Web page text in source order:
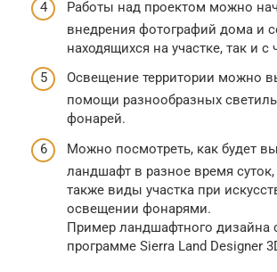
Работы над проектом можно
внедрения фотографий дома и
находящихся на участке, так и с
Освещение территории можно
помощи разнообразных
фонарей.
Можно посмотреть, как будет
ландшафт в разное время
также виды участка при
освещении фонарями.
Пример ландшафтного дизайна
программе Sierra Land Designer